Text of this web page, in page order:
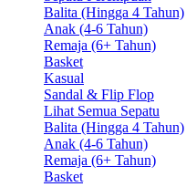
Balita (Hingga 4 Tahun)
Anak (4-6 Tahun)
Remaja (6+ Tahun)
Basket
Kasual
Sandal & Flip Flop
Lihat Semua Sepatu
Balita (Hingga 4 Tahun)
Anak (4-6 Tahun)
Remaja (6+ Tahun)
Basket